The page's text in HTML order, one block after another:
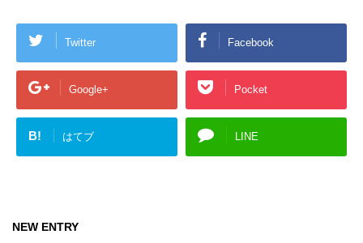
Twitter Facebook
Google+ Pocket
B! はてブ LINE
NEW ENTRY